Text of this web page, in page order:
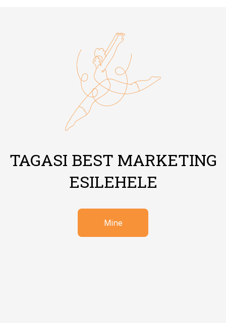
TAGASI BEST MARKETING
ESILEHELE
Mine